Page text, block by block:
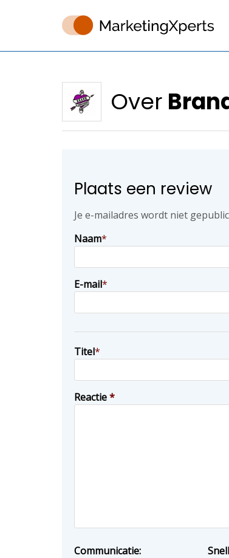
Over
Plaats een review
Je e-mailadres wordt niet
Naam*
E-mail*
Titel*
Reactie*
Communicatie: